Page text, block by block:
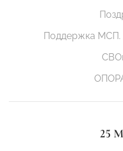
Поддержка МСП.
25